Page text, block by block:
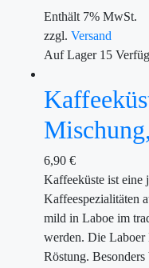
Enthält 7% MwSt.
zzgl. Versand
Auf Lager15
6,90 €
Kaffeeküste ist eine
Kaffeespezialitäten
mild in Laboe im
werden. Die Laboer
Röstung.